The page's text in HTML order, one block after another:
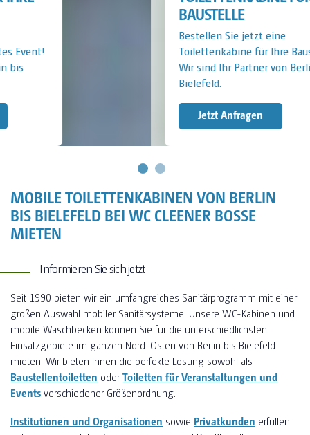
Toilettenkabine für Ihre Baustelle!
Wir sind Ihr Partner von Berlin bis
MOBILE TOILETTENKABINEN VON BERLIN
BIS BIELEFELD BEI WC CLEENER BOSSE
MIETEN
Informieren Sie sich jetzt
Seit 1990 bieten wir ein umfangreiches Sanitärprogramm mit einer
großen Auswahl mobiler Sanitärsysteme. Unsere WC-Kabinen und
mobile Waschbecken können Sie für die unterschiedlichsten
Einsatzgebiete im ganzen Nord-Osten von Berlin bis Bielefeld
mieten. Wir bieten Ihnen die perfekte Lösung sowohl als
Baustellentoiletten oderToiletten für Veranstaltungen und
Eventsverschiedener Größenordnung.
Institutionen und Organisationen sowie Privatkunden erfüllen